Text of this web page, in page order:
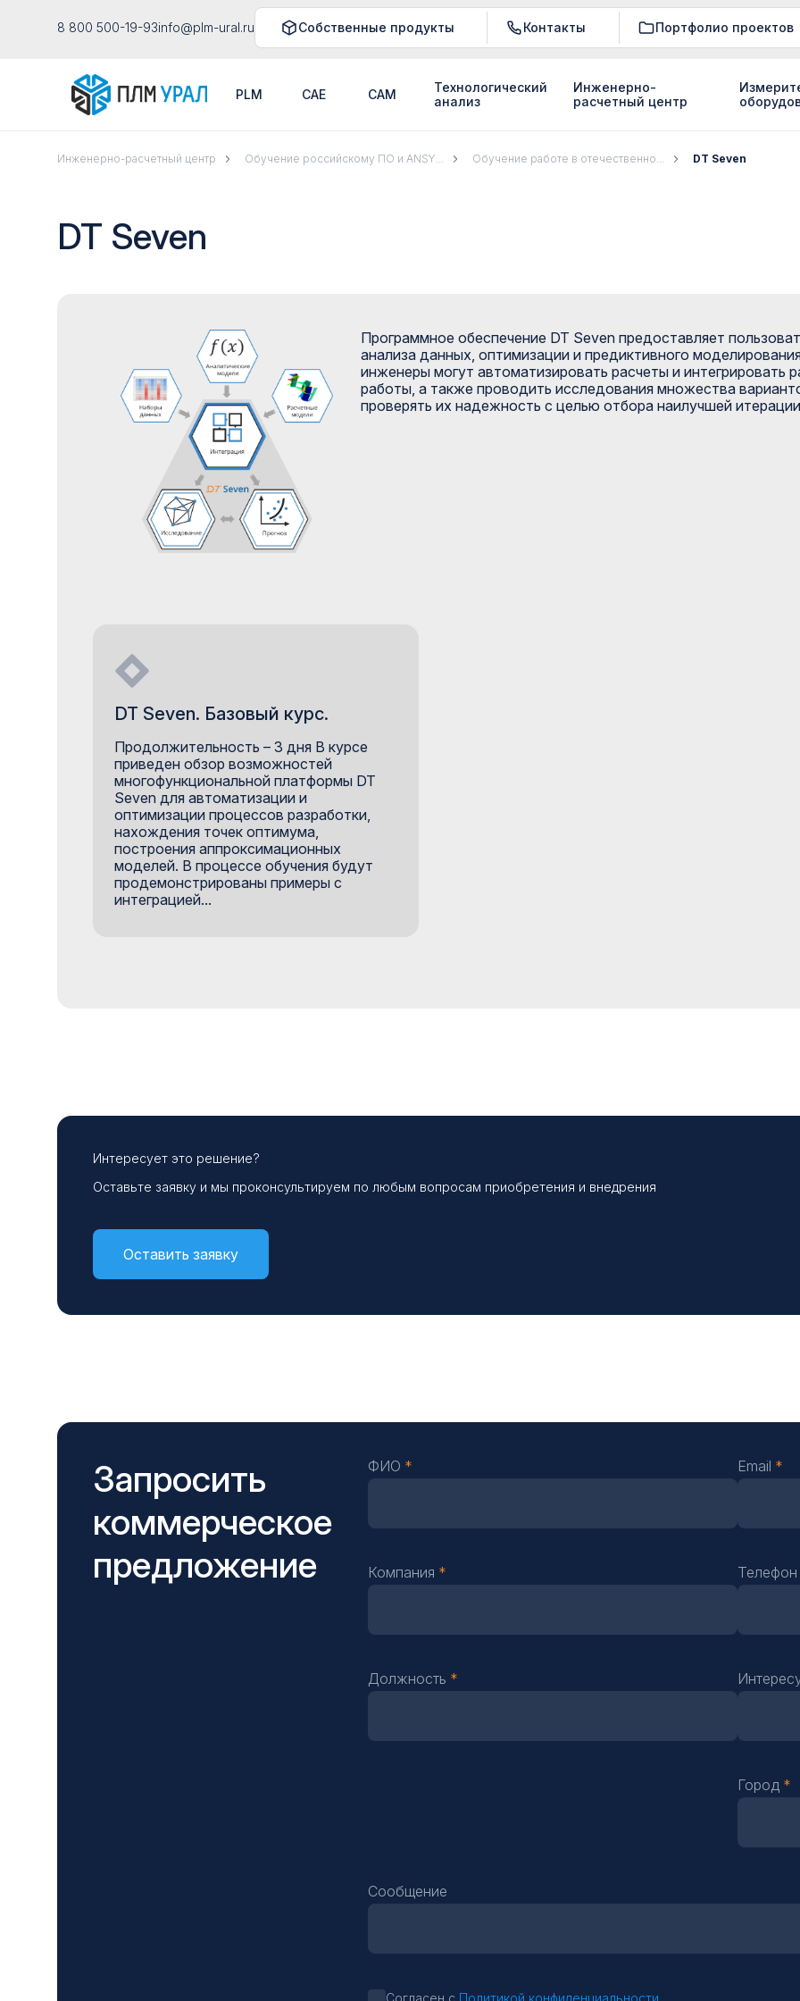
8 800 500-19-93info@plm-ural.ru Собственные продукты Контакты Портфолио проектов
PLM CAE CAM
Технологический
анализ
Инженерно-
расчетный центр
Инженерно-расчетный центр Обучение российскому ПО и ANSY... Обучение работе в отечественно... DT Seven
DT Seven
Программное обеспечение DT Seven предоставляет
анализа данных, оптимизации и предиктивного
инженеры могут автоматизировать расчеты и интегрировать
работы, а также проводить исследования множества
проверять их надежность с целью отбора наилучшей
DT Seven. Базовый курс.
Продолжительность – 3 дня В курсе
приведен обзор возможностей
многофункциональной платформы DT
Seven для автоматизации и
оптимизации процессов разработки,
нахождения точек оптимума,
построения аппроксимационных
моделей. В процессе обучения будут
продемонстрированы примеры с
интеграцией...
Интересует это решение?
Оставьте заявку и мы проконсультируем по любым вопросам приобретения и внедрения
Оставить заявку
Запросить
коммерческое
предложение
ФИО
Компания
Должность
Email
Телефон
Город
Сообщение
Согласен с Политикой конфиденциальности